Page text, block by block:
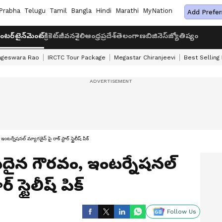
Telugu Tamil Bangla Hindi Marathi MyNation Add
క్రికెట్జీవనశైలిఆంధ్రప్రదేశ్తెలంగాణబిజినెస్జ్యోతిష్యం
Rao IRCTC Tour Package Megastar Chiranjeevi Best Selling
ఇంటర్నేషనల్ మ్యాగజైన్ పై రాక్ స్టార్ స్టైలీష్ పిక్
గౌరవం, ఇంటర్నేషనల్
స్టైలీష్ పిక్
Follow Us